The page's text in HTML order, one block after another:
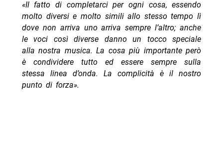
«Il fatto di completarci per ogni cosa, essendo
molto diversi e molto simili allo stesso tempo lì
dove non arriva uno arriva sempre l’altro; anche
le voci così diverse danno un tocco speciale
alla nostra musica. La cosa più importante però
è condividere tutto ed essere sempre sulla
stessa linea d’onda. La complicità è il nostro
punto di forza».